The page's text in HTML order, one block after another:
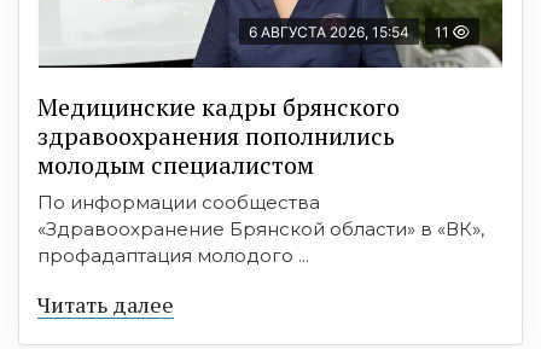
6 АВГУСТА 2026, 15:54 11
Медицинские кадры брянского
здравоохранения пополнились
молодым специалистом
По информации сообщества
«Здравоохранение Брянской области» в «ВК»,
профадаптация молодого ...
Читать далее